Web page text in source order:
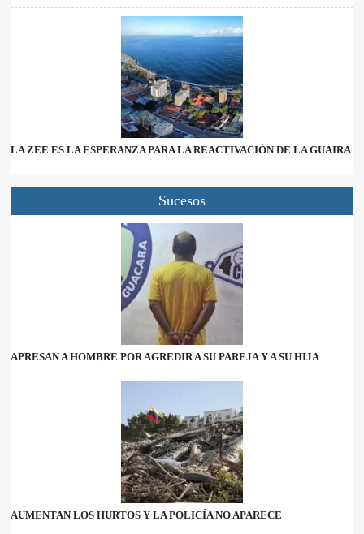
LA ZEE ES LA ESPERANZA PARA LA REACTIVACIÓN DE LA GUAIRA
Sucesos
APRESAN A HOMBRE POR AGREDIR A SU PAREJA Y A SU HIJA
AUMENTAN LOS HURTOS Y LA POLICÍA NO APARECE